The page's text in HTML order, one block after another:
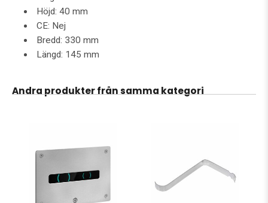
Höjd: 40 mm
CE: Nej
Bredd: 330 mm
Längd: 145 mm
Andra produkter från samma kategori